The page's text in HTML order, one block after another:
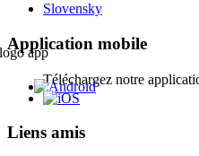
Slovensky
Application mobile
Téléchargez notre
Liens amis